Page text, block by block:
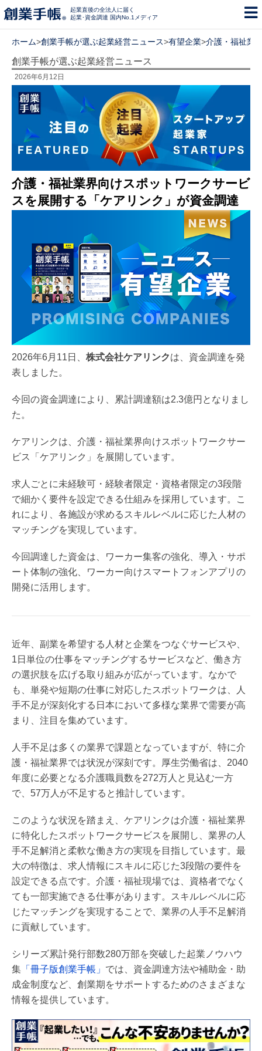
起業直後の全法人に届く
起業･資金調達 国内No.1メディア
ホーム>創業手帳が選ぶ起業経営ニュース>有望企業>介護・福祉業
創業手帳が選ぶ起業経営ニュース
2026年6月12日
介護・福祉業界向けスポットワークサービ
スを展開する「ケアリンク」が資金調達
2026年6月11日、 株式会社ケアリンクは、資金調達を発
表しました。
今回の資金調達により、累計調達額は2.3億円となりまし
た。
ケアリンクは、介護・福祉業界向けスポットワークサー
ビス「ケアリンク」を展開しています。
求人ごとに未経験可・経験者限定・資格者限定の3段階
で細かく要件を設定できる仕組みを採用しています。こ
れにより、各施設が求めるスキルレベルに応じた人材の
マッチングを実現しています。
今回調達した資金は、ワーカー集客の強化、導入・サポ
ート体制の強化、ワーカー向けスマートフォンアプリの
開発に活用します。
近年、副業を希望する人材と企業をつなぐサービスや、
1日単位の仕事をマッチングするサービスなど、働き方
の選択肢を広げる取り組みが広がっています。なかで
も、単発や短期の仕事に対応したスポットワークは、人
手不足が深刻化する日本において多様な業界で需要が高
まり、注目を集めています。
人手不足は多くの業界で課題となっていますが、特に介
護・福祉業界では状況が深刻です。厚生労働省は、2040
年度に必要となる介護職員数を272万人と見込む一方
で、57万人が不足すると推計しています。
このような状況を踏まえ、ケアリンクは介護・福祉業界
に特化したスポットワークサービスを展開し、業界の人
手不足解消と柔軟な働き方の実現を目指しています。最
大の特徴は、求人情報にスキルに応じた3段階の要件を
設定できる点です。介護・福祉現場では、資格者でなく
ても一部実施できる仕事があります。スキルレベルに応
じたマッチングを実現することで、業界の人手不足解消
に貢献しています。
シリーズ累計発行部数280万部を突破した起業ノウハウ
集 「冊子版創業手帳」 では、資金調達方法や補助金・助
成金制度など、創業期をサポートするためのさまざまな
情報を提供しています。